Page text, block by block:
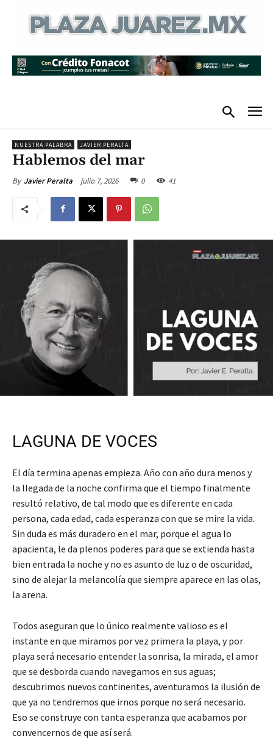
NUESTRA PALABRA JAVIER PERALTA
Hablemos del mar
By Javier Peralta julio 7, 2026 0 41
LAGUNA DE VOCES
El día termina apenas empieza. Año con año dura menos y
la llegada de la noche confirma que el tiempo finalmente
resultó relativo, de tal modo que es diferente en cada
persona, cada edad, cada esperanza con que se mire la vida.
Sin duda es más duradero en el mar, porque el agua lo
apacienta, le da plenos poderes para que se extienda hasta
bien entrada la noche y no es asunto de luz o de oscuridad,
sino de alejar la melancolía que siempre aparece en las olas,
la arena.
Todos aseguran que lo único realmente valioso es el
instante en que miramos por vez primera la playa, y por
playa será necesario entender la sonrisa, la mirada, el amor
que se desborda cuando navegamos en sus aguas;
descubrimos nuevos continentes, aventuramos la ilusión de
que ya no tendremos que irnos porque no será necesario.
Eso se construye con tanta esperanza que acabamos por
convencernos de que así será.